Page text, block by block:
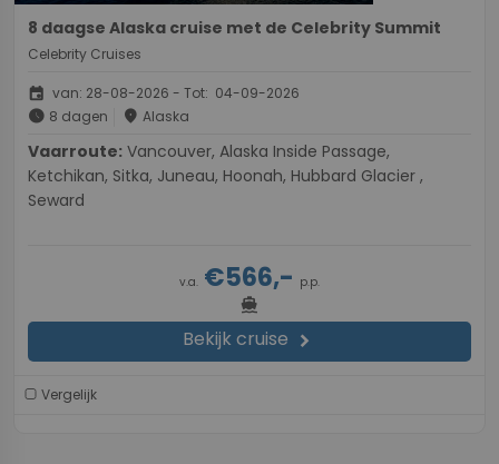
8 daagse Alaska cruise met de Celebrity Summit
Celebrity Cruises
event van: 28-08-2026 - Tot: 04-09-2026
schedule 8 dagen place Alaska
Vaarroute:
Ketchikan, Sitka, Juneau, Hoonah, Hubbard Glacier ,
Seward
v.a. €566,- p.p.
directions_boat
Bekijk cruise chevron_right
Vergelijk